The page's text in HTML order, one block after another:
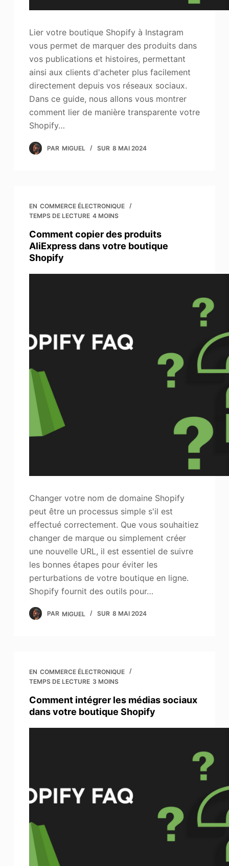
Lier votre boutique Shopify à Instagram
vous permet de marquer des produits dans
vos publications et histoires, permettant
ainsi aux clients d'acheter plus facilement
directement depuis vos réseaux sociaux.
Dans ce guide, nous allons vous montrer
comment lier de manière transparente votre
Shopify…
PAR MIGUEL SUR 8 MAI 2024
EN COMMERCE ÉLECTRONIQUE
TEMPS DE LECTURE 4 MOINS
Comment copier des produits
AliExpress dans votre boutique
Shopify
Changer votre nom de domaine Shopify
peut être un processus simple s'il est
effectué correctement. Que vous souhaitiez
changer de marque ou simplement créer
une nouvelle URL, il est essentiel de suivre
les bonnes étapes pour éviter les
perturbations de votre boutique en ligne.
Shopify fournit des outils pour…
PAR MIGUEL SUR 8 MAI 2024
EN COMMERCE ÉLECTRONIQUE
TEMPS DE LECTURE 3 MOINS
Comment intégrer les médias sociaux
dans votre boutique Shopify